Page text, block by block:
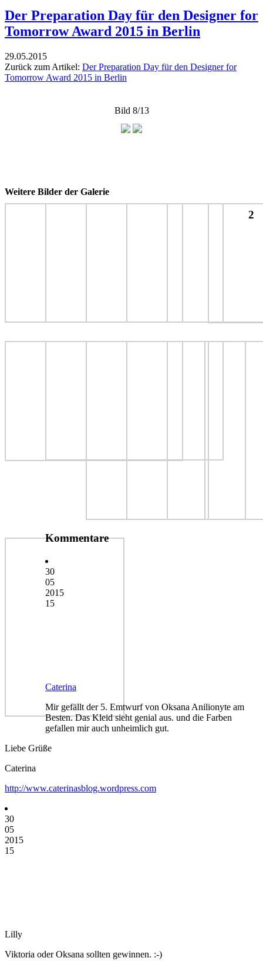
Der Preparation Day für den Designer for
Tomorrow Award 2015 in Berlin
29.05.2015
Zurück zum Artikel: Der Preparation Day für den Designer for
Tomorrow Award 2015 in Berlin
Bild 8/13
Weitere Bilder der Galerie
2
Kommentare
30
05
2015
15
Caterina
Mir gefällt der 5. Emtwurf von Oksana Anilionyte am
Besten. Das Kleid sieht genial aus. und die Farben
gefallen mir auch unheimlich gut.
Liebe Grüße
Caterina
http://www.caterinasblog.wordpress.com
30
05
2015
15
Lilly
Viktoria oder Oksana sollten gewinnen. :-)